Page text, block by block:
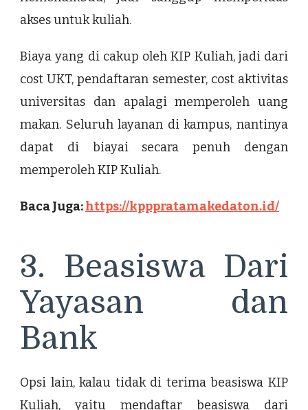
akses untuk kuliah.
Biaya yang di cakup oleh KIP Kuliah, jadi dari
cost UKT, pendaftaran semester, cost aktivitas
universitas dan apalagi memperoleh uang
makan. Seluruh layanan di kampus, nantinya
dapat di biayai secara penuh dengan
memperoleh KIP Kuliah.
Baca Juga:https://kpppratamakedaton.id/
3. Beasiswa Dari
Yayasan dan
Bank
Opsi lain, kalau tidak di terima beasiswa KIP
Kuliah, yaitu mendaftar beasiswa dari